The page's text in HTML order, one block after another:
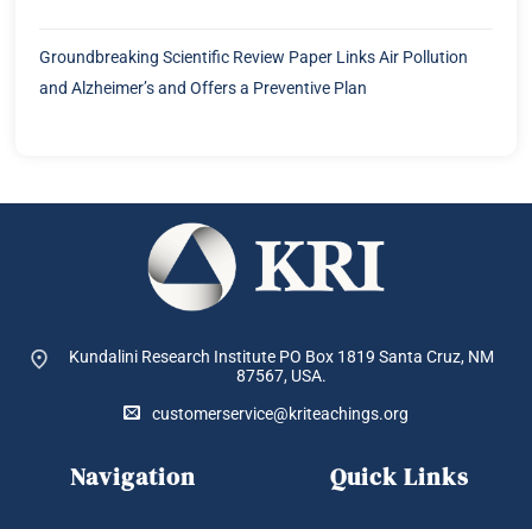
Groundbreaking Scientific Review Paper Links Air Pollution
and Alzheimer’s and Offers a Preventive Plan
Kundalini Research Institute PO Box 1819 Santa Cruz, NM
87567, USA.
customerservice@kriteachings.org
Navigation Quick Links